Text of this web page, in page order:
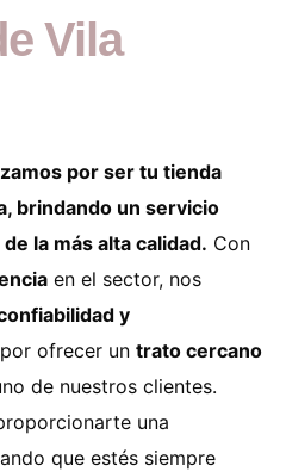
Vila
por ser tu tienda
brindando un servicio
la más alta calidad. Con
en el sector, nos
y
ofrecer un trato cercano
de nuestros clientes.
una
que estés siempre